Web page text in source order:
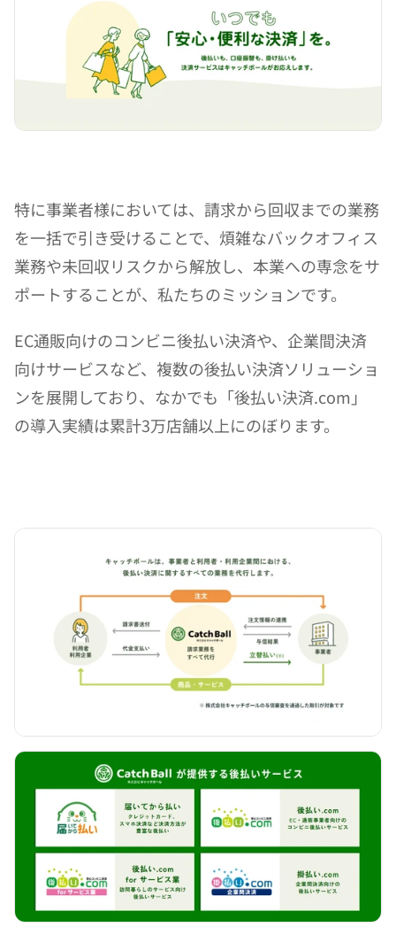
特に事業者様においては、請求から回収までの業務
を一括で引き受けることで、煩雑なバックオフィス
業務や未回収リスクから解放し、本業への専念をサ
ポートすることが、私たちのミッションです。
EC通販向けのコンビニ後払い決済や、企業間決済
向けサービスなど、複数の後払い決済ソリューショ
ンを展開しており、なかでも「後払い決済.com」
の導入実績は累計3万店舗以上にのぼります。